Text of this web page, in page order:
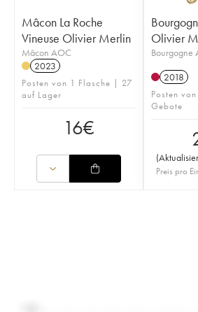
Mâcon La Roche
Vineuse Olivier Merlin
Mâcon AOC
2023
Posten von 1 Flasche | 27
auf Lager
16€
Olivier
Bourgogne
2018
Posten
Gebote
(
Preis pro